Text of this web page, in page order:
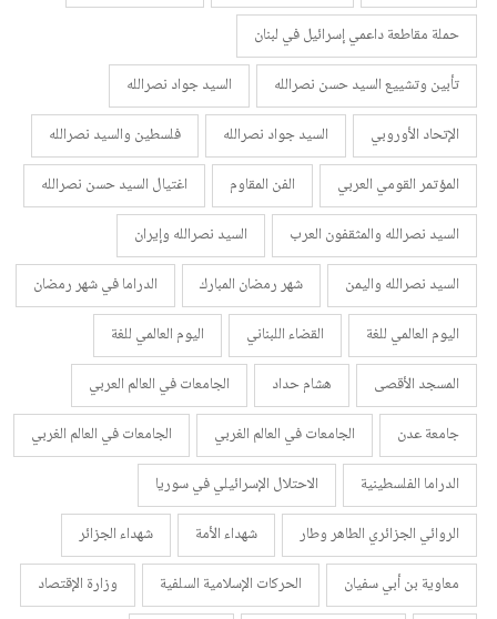
حملة مقاطعة داعمي إسرائيل في لبنان
تأبين وتشييع السيد حسن نصرالله
السيد جواد نصرالله
الإتحاد الأوروبي
السيد جواد نصرالله
فلسطين والسيد نصرالله
المؤتمر القومي العربي
الفن المقاوم
اغتيال السيد حسن نصرالله
السيد نصرالله والمثقفون العرب
السيد نصرالله وإيران
السيد نصرالله واليمن
شهر رمضان المبارك
الدراما في شهر رمضان
اليوم العالمي للغة
القضاء اللبناني
اليوم العالمي للغة
المسجد الأقصى
هشام حداد
الجامعات في العالم العربي
جامعة عدن
الجامعات في العالم الغربي
الجامعات في العالم الغربي
الدراما الفلسطينية
الاحتلال الإسرائيلي في سوريا
الروائي الجزائري الطاهر وطار
شهداء الأمة
شهداء الجزائر
معاوية بن أبي سفيان
الحركات الإسلامية السلفية
وزارة الإقتصاد